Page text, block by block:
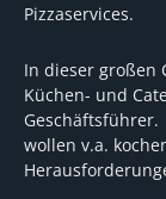
Pizzaservices.
In dieser großen
Küchen- und
wollen v.a.